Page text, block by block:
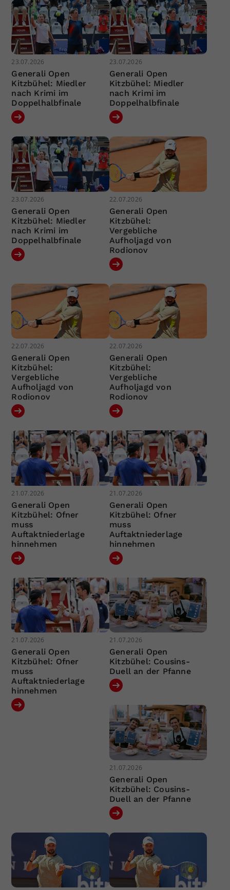
23.07.2026
Generali Open
Kitzbühel: Miedler
nach Krimi im
Doppelhalbfinale
23.07.2026
Generali Open
Kitzbühel: Miedler
nach Krimi im
Doppelhalbfinale
23.07.2026
Generali Open
Kitzbühel: Miedler
nach Krimi im
Doppelhalbfinale
22.07.2026
Generali Open
Kitzbühel:
Vergebliche
Aufholjagd von
Rodionov
22.07.2026
Generali Open
Kitzbühel:
Vergebliche
Aufholjagd von
Rodionov
22.07.2026
Generali Open
Kitzbühel:
Vergebliche
Aufholjagd von
Rodionov
21.07.2026
Generali Open
Kitzbühel: Ofner
muss
Auftaktniederlage
hinnehmen
21.07.2026
Generali Open
Kitzbühel: Ofner
muss
Auftaktniederlage
hinnehmen
21.07.2026
Generali Open
Kitzbühel: Ofner
muss
Auftaktniederlage
hinnehmen
21.07.2026
Generali Open
Kitzbühel: Cousins-
Duell an der Pfanne
21.07.2026
Generali Open
Kitzbühel: Cousins-
Duell an der Pfanne